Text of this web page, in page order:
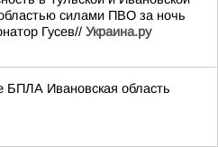
силами ПВО за ночь
Гусев// Украина.ру
БПЛА Ивановская область